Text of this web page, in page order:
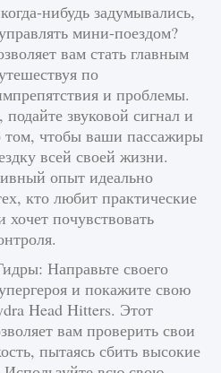
Крист в
1 393 0 0
нибудь задумывались,
мини-поездом?
вам стать главным
по
и проблемы.
подайте звуковой сигнал и
том, чтобы ваши пассажиры
всей своей жизни.
опыт идеально
кто любит практические
почувствовать
Направьте своего
и покажите свою
Head Hitters. Этот
вам проверить свои
пытаясь сбить высокие